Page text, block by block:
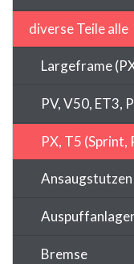
diverse Teile alle
Largeframe
PV, V50, ET3,
PX, T5 (Sprint,
Ansaugstutzen
Bremse